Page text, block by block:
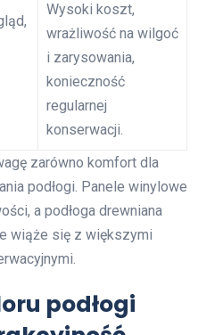
Wysoki koszt,
wrażliwość na wilgoć
i zarysowania,
konieczność
regularnej
konserwacji.
zarówno komfort dla
podłogi. Panele winylowe
a podłoga drewniana
wiąże się z większymi
podłogi